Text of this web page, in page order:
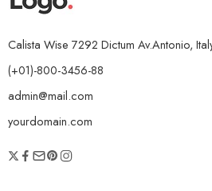
Calista Wise 7292 Dictum Av.Antonio,
(+01)-800-3456-88
admin@mail.com
yourdomain.com